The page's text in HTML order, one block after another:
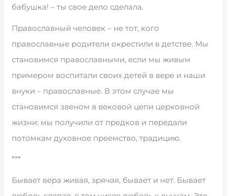
бабушка! – ты свое дело сделала.
Православный человек – не тот, кого
православные родители окрестили в детстве. Мы
становимся православными, если мы живым
примером воспитали своих детей в вере и наши
внуки – православные. В этом случае мы
становимся звеном в вековой цепи церковной
жизни: мы получили от предков и передали
потомкам духовное преемство, традицию.
***
Бывает вера живая, зрячая, бывает и нет. Бывает